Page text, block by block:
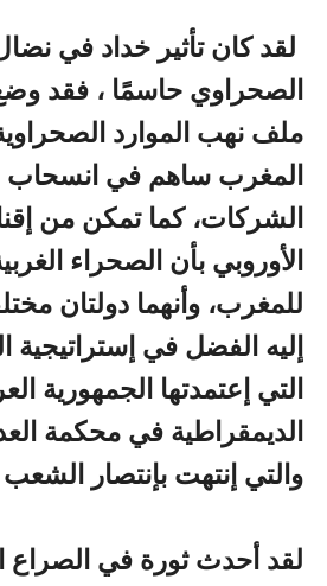
لقد كان تأثير خداد في
الصحراوي حاسمًا ، فقد
ملف نهب الموارد
المغرب ساهم في انسحاب
الشركات، كما تمكن من
الأوروبي بأن الصحراء
للمغرب، وأنهما دولتان
إليه الفضل في إستراتيجية
التي إعتمدتها الجمهورية
الديمقراطية في محكمة
والتي إنتهت بإنتصار
لقد أحدث ثورة في الصراع